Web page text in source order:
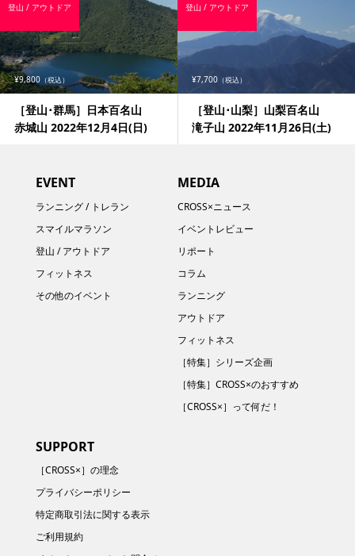
¥9,800 （税込）
［登山･群馬］日本百名山
赤城山 2022年12月4日(日)
登山 / アウトドア
¥7,700 （税込）
［登山･山梨］山梨百名山
滝子山 2022年11月26日(土)
登山 / アウトドア
EVENT
ランニング / トレラン
スマイルマラソン
登山 / アウトドア
フィットネス
その他のイベント
MEDIA
CROSS×ニュース
イベントレビュー
リポート
コラム
ランニング
アウトドア
フィットネス
［特集］シリーズ企画
［特集］CROSS×のおすすめ
［CROSS×］って何だ！
SUPPORT
［CROSS×］の理念
プライバシーポリシー
特定商取引法に関する表示
ご利用規約